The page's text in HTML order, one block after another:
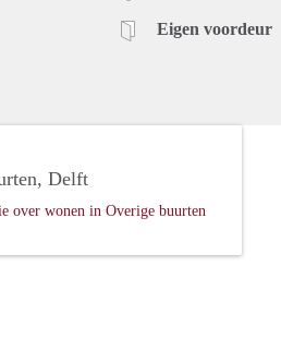
Eigen voordeur
Delft
over wonen in Overige buurten